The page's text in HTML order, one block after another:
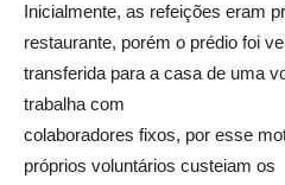
Inicialmente, as refeições eram
restaurante, porém o prédio foi
transferida para a casa de uma
trabalha com
colaboradores fixos, por esse
próprios voluntários custeiam os